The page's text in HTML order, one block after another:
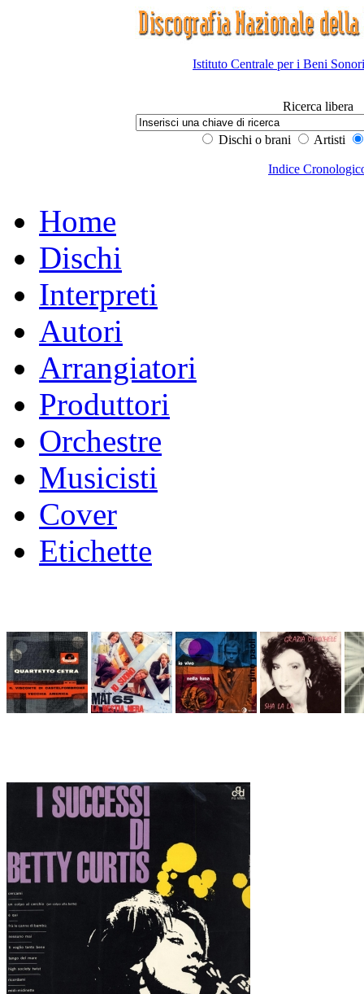
Istituto Centrale per i Beni
Ricerca libera
Dischi o brani Artisti
Indice
Home
Dischi
Interpreti
Autori
Arrangiatori
Produttori
Orchestre
Musicisti
Cover
Etichette